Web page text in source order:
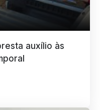
auxílio às